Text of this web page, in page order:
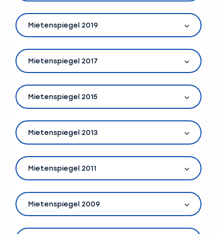
Mietenspiegel 2019
Mietenspiegel 2017
Mietenspiegel 2015
Mietenspiegel 2013
Mietenspiegel 2011
Mietenspiegel 2009